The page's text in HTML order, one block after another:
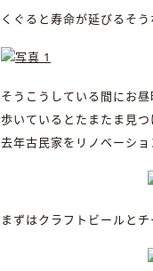
くぐると寿命が延びるそ
そうこうしている間にお
歩いているとたまたま見つ
去年古民家をリノベーショ
まずはクラフトビールと